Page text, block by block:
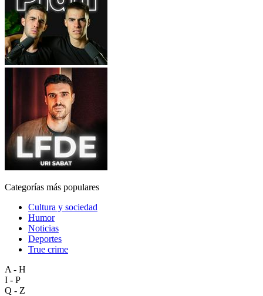
Categorías más populares
Cultura y sociedad
Humor
Noticias
Deportes
True crime
A - H
I - P
Q - Z